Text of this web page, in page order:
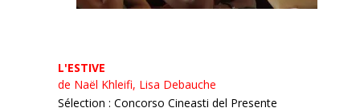
L'ESTIVE
de Naël Khleifi, Lisa Debauche
Sélection : Concorso Cineasti del Presente